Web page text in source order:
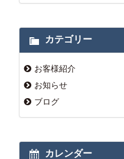
カテゴリー
お客様紹介
お知らせ
ブログ
カレンダー